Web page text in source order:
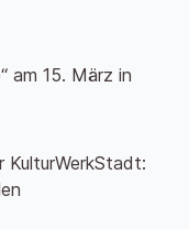
am 15. März in
KulturWerkStadt: